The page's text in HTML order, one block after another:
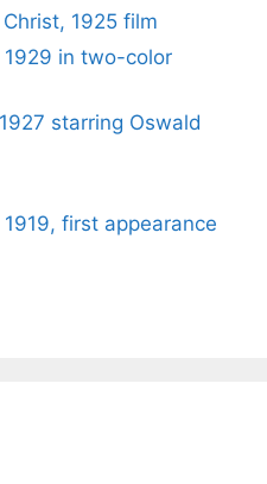
1925 film
in two-color
starring Oswald
first appearance